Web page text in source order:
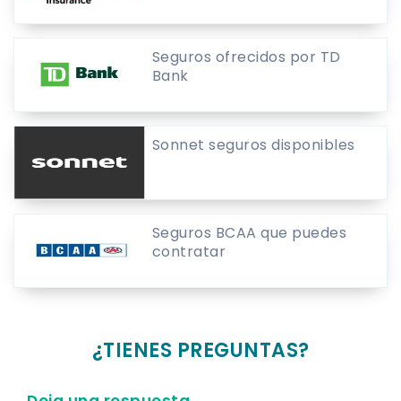
Seguros ofrecidos por TD
Bank
Sonnet seguros disponibles
Seguros BCAA que puedes
contratar
¿TIENES PREGUNTAS?